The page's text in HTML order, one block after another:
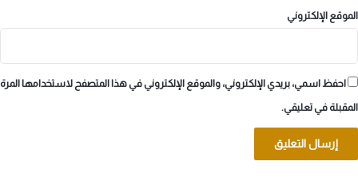
الموقع الإلكتروني
احفظ اسمي، بريدي الإلكتروني، والموقع الإلكتروني في هذا المتصفح لاستخدامها المرة
المقبلة في تعليقي.